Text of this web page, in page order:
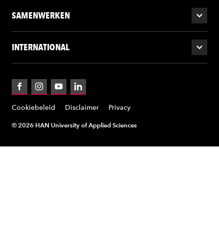
SAMENWERKEN
INTERNATIONAL
FacebookInstagramYouTubeLinkedIn
Cookiebeleid Disclaimer Privacy
© 2026 HAN University of Applied Sciences